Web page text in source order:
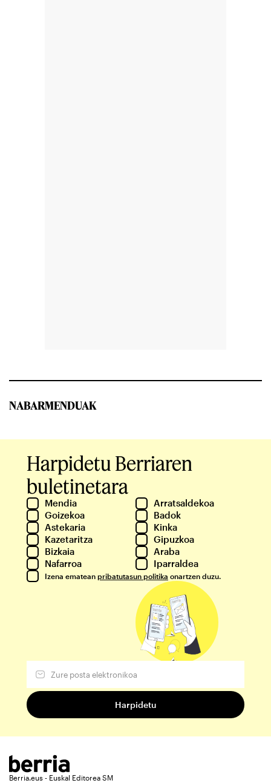
NABARMENDUAK
Harpidetu Berriaren
buletinetara
Mendia
Arratsaldekoa
Goizekoa
Badok
Astekaria
Kinka
Kazetaritza
Gipuzkoa
Bizkaia
Araba
Nafarroa
Iparraldea
Izena ematean pribatutasun politika onartzen duzu.
Berria.eus - Euskal Editorea SM